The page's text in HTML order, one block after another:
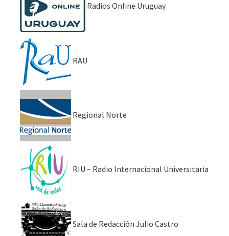
Radios Online Uruguay
RAU
Regional Norte
RIU – Radio Internacional Universitaria
Sala de Redacción Julio Castro